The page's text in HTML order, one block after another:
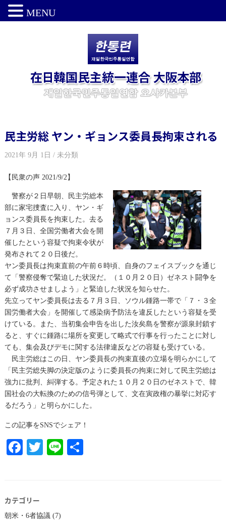
民主労総 ヤン・ギョンス委員長拘束される
2021年 9月 1日 / 未分類
【民衆の声 2021/9/2】
警察が２日早朝、民主労総本
部に家宅捜査に入り、ヤン・ギ
ョンス委員長を拘束した。去る
７月３日、全国労働者大会を開
催したという容疑で拘束令状が
発布されて２０日後だ。
ヤン委員長は拘束直前の午前６時頃、自身のフェイスブックを通じ
て「警察侵奪で緊迫した状況だ。（１０月２０日）ゼネスト闘争を
必ず成功させましよう」と緊迫した状況を知らせた。
先立ってヤン委員長は去る７月３日、ソウル鍾路一帯で「７・３全
国労働者大会」を開催して感染病予防法を違反したという容疑を受
けている。また、当初集会申告を出した汝矣島を警察が源泉封鎖す
ると、すぐに鍾路に場所を変更して略式で行事を行ったことに対し
ても、集会及びデモに関する法律違反などの容疑も受けている。
民主労総はこの日、ヤン委員長の拘束直後の立場を明らかにして
「民主労総失脚の決定版のように委員長の拘束に対して民主労総は
強力に批判、糾弾する。予定された１０月２０日のゼネストで、韓
国社会の大転換のための信号弾として、文在寅政権の暴挙に対応す
るだろう」と明らかにした。
この記事をSNSでシェア！
Facebook
Twitter
Line
カテゴリー
朝米・6者協議(7)
MENU